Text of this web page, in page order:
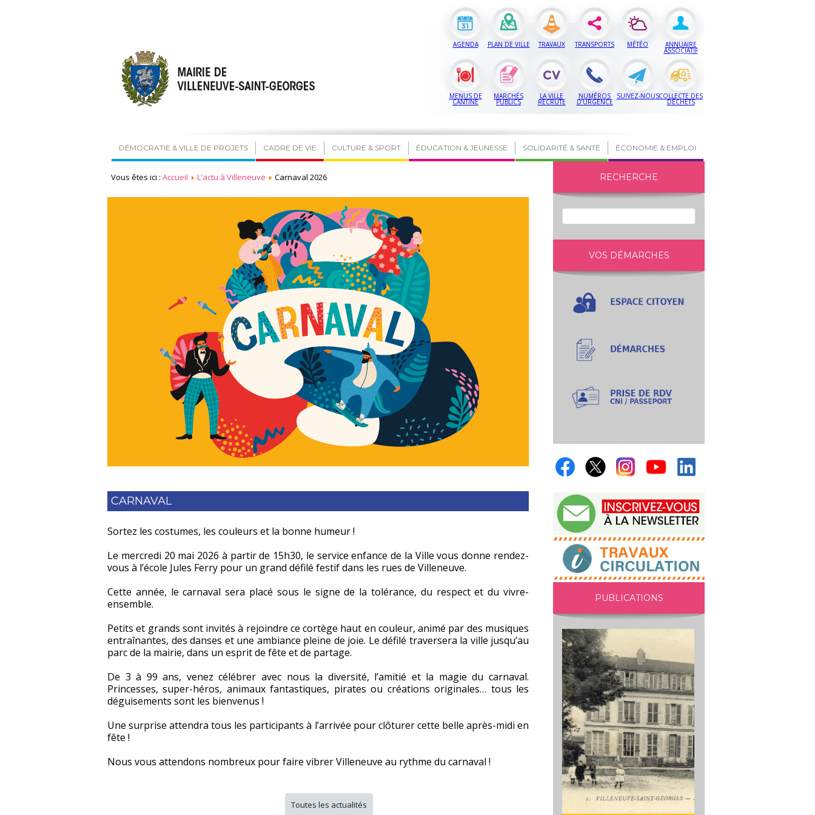
AGENDA PLAN DE VILLE TRAVAUX TRANSPORTS MÉTÉO ANNUAIRE
ASSOCIATIF
MENUS DE
CANTINE
MARCHÉS
PUBLICS
LA VILLE
RECRUTE
NUMÉROS
D’URGENCE
SUIVEZ-NOUSCOLLECTE DES
DÉCHETS
DÉMOCRATIE & VILLE DE PROJETS CADRE DE VIE CULTURE & SPORT ÉDUCATION & JEUNESSE SOLIDARITÉ & SANTÉ ÉCONOMIE & EMPLOI
Vous êtes ici : Accueil L'actu à Villeneuve Carnaval 2026
CARNAVAL
Sortez les costumes, les couleurs et la bonne humeur !
Le mercredi 20 mai 2026 à partir de 15h30, le service enfance de la Ville vous donne rendez-
vous à l’école Jules Ferry pour un grand défilé festif dans les rues de Villeneuve.
Cette année, le carnaval sera placé sous le signe de la tolérance, du respect et du vivre-
ensemble.
Petits et grands sont invités à rejoindre ce cortège haut en couleur, animé par des musiques
entraînantes, des danses et une ambiance pleine de joie. Le défilé traversera la ville jusqu’au
parc de la mairie, dans un esprit de fête et de partage.
De 3 à 99 ans, venez célébrer avec nous la diversité, l’amitié et la magie du carnaval.
Princesses, super-héros, animaux fantastiques, pirates ou créations originales… tous les
déguisements sont les bienvenus !
Une surprise attendra tous les participants à l’arrivée pour clôturer cette belle après-midi en
fête !
Nous vous attendons nombreux pour faire vibrer Villeneuve au rythme du carnaval !
Toutes les actualités
RECHERCHE
VOS DÉMARCHES
PUBLICATIONS